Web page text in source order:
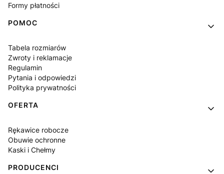
Formy płatności
POMOC
Tabela rozmiarów
Zwroty i reklamacje
Regulamin
Pytania i odpowiedzi
Polityka prywatności
OFERTA
Rękawice robocze
Obuwie ochronne
Kaski i Chełmy
PRODUCENCI